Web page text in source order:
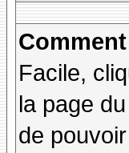
Facile,
la page
de